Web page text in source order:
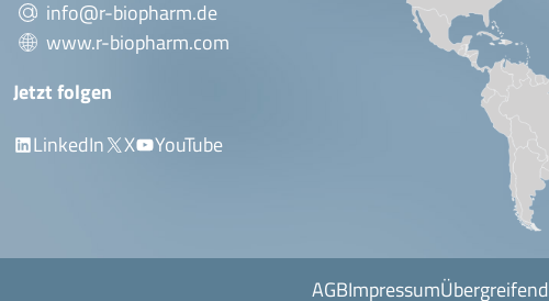
info@r-biopharm.de
www.r-biopharm.com
Jetzt folgen
LinkedIn
X YouTube
AGBImpressum